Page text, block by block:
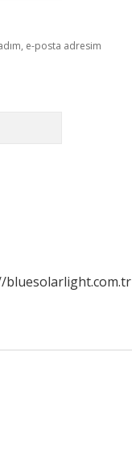
e-posta adresim
bluesolarlight.com.tr